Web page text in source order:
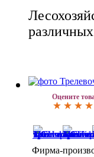
Оцените
Фирма-